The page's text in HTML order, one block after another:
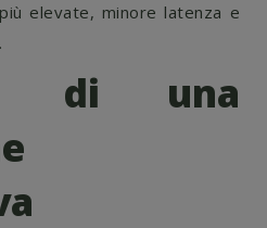
elevate, minore latenza e
di una